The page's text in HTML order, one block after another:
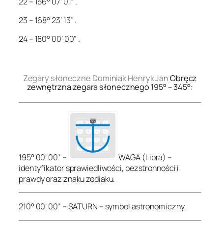
23 – 168° 23’ 13” .
24 – 180° 00’ 00” .
Zegary słoneczne Dominiak Henryk JanObręcz
zewnętrzna zegara słonecznego 195° – 345°:
195° 00’ 00” –
WAGA (Libra) –
identyfikator sprawiedliwości, bezstronności i
prawdy oraz znaku zodiaku.
210° 00’ 00” – SATURN – symbol astronomiczny.